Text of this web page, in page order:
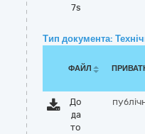
7s
Тип документа:
ФАЙЛ
До
да
то